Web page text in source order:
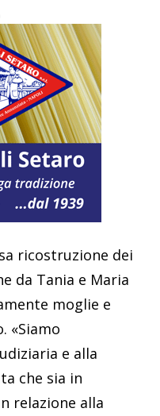
ricostruzione dei
da Tania e Maria
moglie e
«Siamo
e alla
che sia in
relazione alla